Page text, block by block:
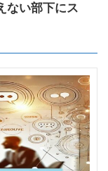
ない部下にス